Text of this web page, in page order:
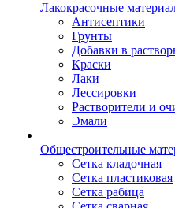
Лакокрасочные
Антисептики
Грунты
Добавки в
Краски
Лаки
Лессировки
Растворители и
Эмали
Общестроительные
Сетка кладочная
Сетка пластиковая
Сетка рабица